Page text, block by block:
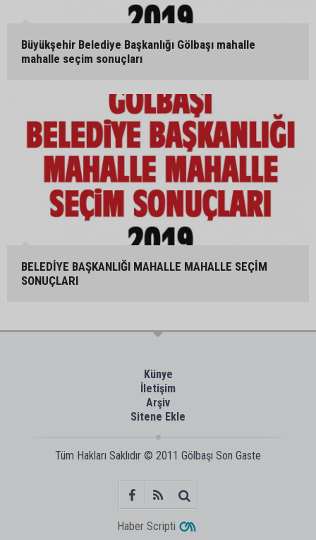
Büyükşehir Belediye Başkanlığı Gölbaşı mahalle
mahalle seçim sonuçları
BELEDİYE BAŞKANLIĞI MAHALLE MAHALLE SEÇİM
SONUÇLARI
Künye
İletişim
Arşiv
Sitene Ekle
Tüm Hakları Saklıdır © 2011 Gölbaşı Son Gaste
Haber Scripti